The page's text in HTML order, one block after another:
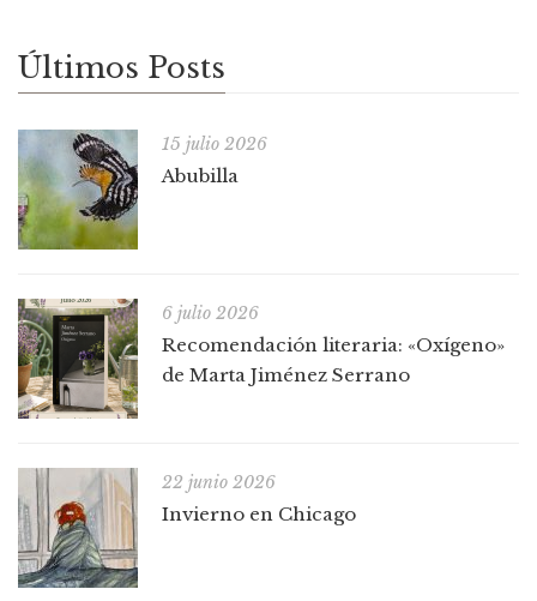
Últimos Posts
15 julio 2026
Abubilla
6 julio 2026
Recomendación literaria: «Oxígeno»
de Marta Jiménez Serrano
22 junio 2026
Invierno en Chicago